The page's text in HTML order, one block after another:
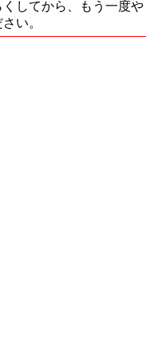
くしてから、もう一度や
い。